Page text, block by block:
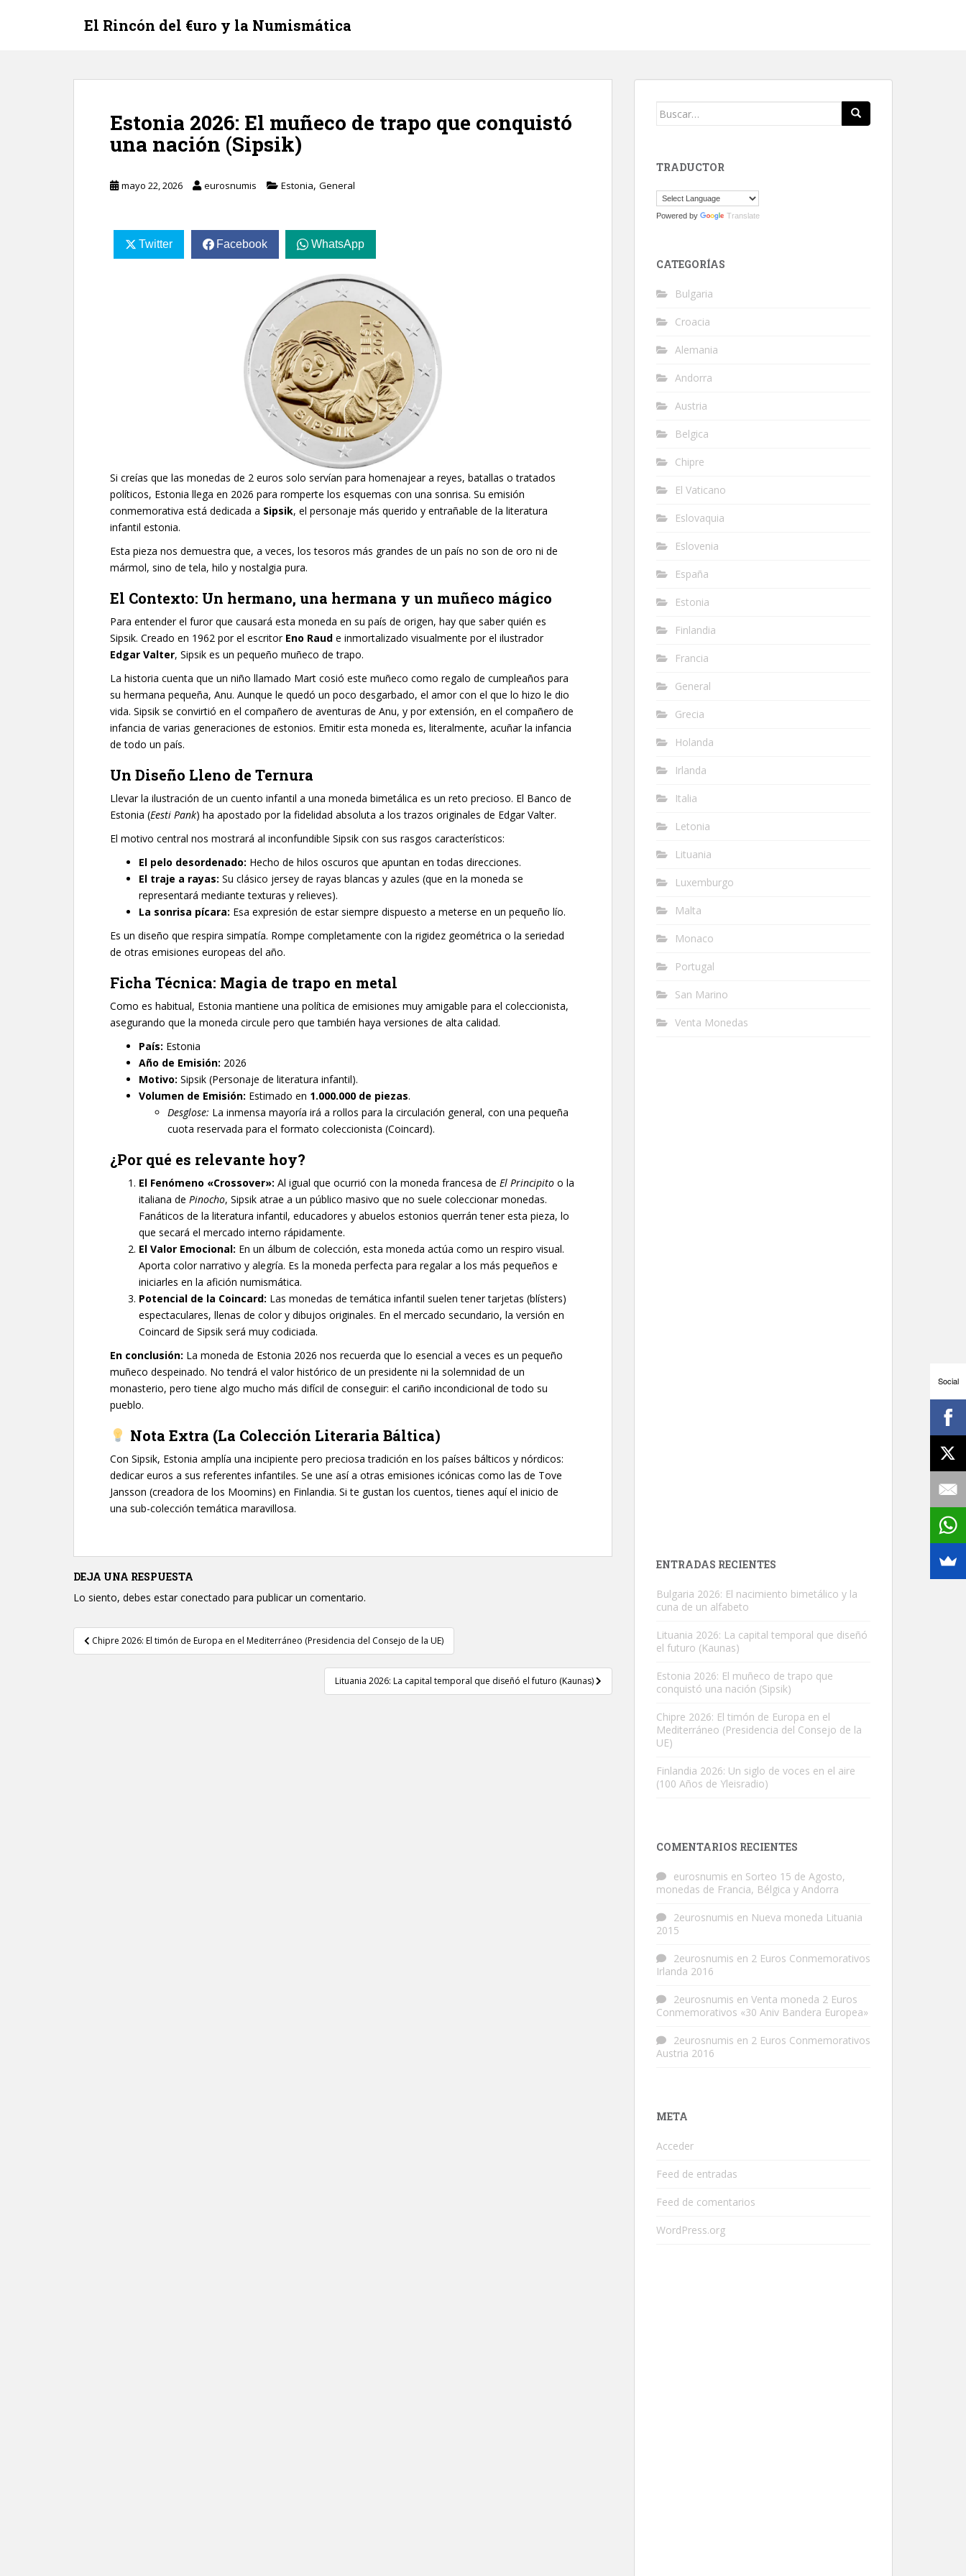
El Rincón del €uro y la Numismática
Estonia 2026: El muñeco de trapo que conquistó
una nación (Sipsik)
mayo 22, 2026 eurosnumis Estonia, General
Twitter Facebook WhatsApp
Si creías que las monedas de 2 euros solo servían para homenajear a reyes, batallas o tratados
políticos, Estonia llega en 2026 para romperte los esquemas con una sonrisa. Su emisión
conmemorativa está dedicada a Sipsik, el personaje más querido y entrañable de la literatura
infantil estonia.
Esta pieza nos demuestra que, a veces, los tesoros más grandes de un país no son de oro ni de
mármol, sino de tela, hilo y nostalgia pura.
El Contexto: Un hermano, una hermana y un muñeco mágico
Para entender el furor que causará esta moneda en su país de origen, hay que saber quién es
Sipsik. Creado en 1962 por el escritor Eno Raud e inmortalizado visualmente por el ilustrador
Edgar Valter, Sipsik es un pequeño muñeco de trapo.
La historia cuenta que un niño llamado Mart cosió este muñeco como regalo de cumpleaños para
su hermana pequeña, Anu. Aunque le quedó un poco desgarbado, el amor con el que lo hizo le dio
vida. Sipsik se convirtió en el compañero de aventuras de Anu, y por extensión, en el compañero de
infancia de varias generaciones de estonios. Emitir esta moneda es, literalmente, acuñar la infancia
de todo un país.
Un Diseño Lleno de Ternura
Llevar la ilustración de un cuento infantil a una moneda bimetálica es un reto precioso. El Banco de
Estonia (Eesti Pank) ha apostado por la fidelidad absoluta a los trazos originales de Edgar Valter.
El motivo central nos mostrará al inconfundible Sipsik con sus rasgos característicos:
El pelo desordenado: Hecho de hilos oscuros que apuntan en todas direcciones.
El traje a rayas: Su clásico jersey de rayas blancas y azules (que en la moneda se
representará mediante texturas y relieves).
La sonrisa pícara: Esa expresión de estar siempre dispuesto a meterse en un pequeño lío.
Es un diseño que respira simpatía. Rompe completamente con la rigidez geométrica o la seriedad
de otras emisiones europeas del año.
Ficha Técnica: Magia de trapo en metal
Como es habitual, Estonia mantiene una política de emisiones muy amigable para el coleccionista,
asegurando que la moneda circule pero que también haya versiones de alta calidad.
País: Estonia
Año de Emisión: 2026
Motivo: Sipsik (Personaje de literatura infantil).
Volumen de Emisión: Estimado en 1.000.000 de piezas.
Desglose: La inmensa mayoría irá a rollos para la circulación general, con una pequeña
cuota reservada para el formato coleccionista (Coincard).
¿Por qué es relevante hoy?
El Fenómeno «Crossover»: Al igual que ocurrió con la moneda francesa de El Principito o la
italiana de Pinocho, Sipsik atrae a un público masivo que no suele coleccionar monedas.
Fanáticos de la literatura infantil, educadores y abuelos estonios querrán tener esta pieza, lo
que secará el mercado interno rápidamente.
El Valor Emocional: En un álbum de colección, esta moneda actúa como un respiro visual.
Aporta color narrativo y alegría. Es la moneda perfecta para regalar a los más pequeños e
iniciarles en la afición numismática.
Potencial de la Coincard: Las monedas de temática infantil suelen tener tarjetas (blísters)
espectaculares, llenas de color y dibujos originales. En el mercado secundario, la versión en
Coincard de Sipsik será muy codiciada.
En conclusión: La moneda de Estonia 2026 nos recuerda que lo esencial a veces es un pequeño
muñeco despeinado. No tendrá el valor histórico de un presidente ni la solemnidad de un
monasterio, pero tiene algo mucho más difícil de conseguir: el cariño incondicional de todo su
pueblo.
Nota Extra (La Colección Literaria Báltica)
Con Sipsik, Estonia amplía una incipiente pero preciosa tradición en los países bálticos y nórdicos:
dedicar euros a sus referentes infantiles. Se une así a otras emisiones icónicas como las de Tove
Jansson (creadora de los Moomins) en Finlandia. Si te gustan los cuentos, tienes aquí el inicio de
una sub-colección temática maravillosa.
DEJA UNA RESPUESTA
Lo siento, debes estar conectado para publicar un comentario.
Navegación
de
Chipre 2026: El timón de Europa en el Mediterráneo (Presidencia del Consejo de la UE)
Lituania 2026: La capital temporal que diseñó el futuro (Kaunas)
Buscar:
TRADUCTOR
Powered by Translate
CATEGORÍAS
Bulgaria
Croacia
Alemania
Andorra
Austria
Belgica
Chipre
El Vaticano
Eslovaquia
Eslovenia
España
Estonia
Finlandia
Francia
General
Grecia
Holanda
Irlanda
Italia
Letonia
Lituania
Luxemburgo
Malta
Monaco
Portugal
San Marino
Venta Monedas
ENTRADAS RECIENTES
Bulgaria 2026: El nacimiento bimetálico y la
cuna de un alfabeto
Lituania 2026: La capital temporal que diseñó
el futuro (Kaunas)
Estonia 2026: El muñeco de trapo que
conquistó una nación (Sipsik)
Chipre 2026: El timón de Europa en el
Mediterráneo (Presidencia del Consejo de la
UE)
Finlandia 2026: Un siglo de voces en el aire
(100 Años de Yleisradio)
COMENTARIOS RECIENTES
eurosnumis en Sorteo 15 de Agosto,
monedas de Francia, Bélgica y Andorra
2eurosnumis en Nueva moneda Lituania
2015
2eurosnumis en 2 Euros Conmemorativos
Irlanda 2016
2eurosnumis en Venta moneda 2 Euros
Conmemorativos «30 Aniv Bandera Europea»
2eurosnumis en 2 Euros Conmemorativos
Austria 2016
META
Acceder
Feed de entradas
Feed de comentarios
WordPress.org
Social